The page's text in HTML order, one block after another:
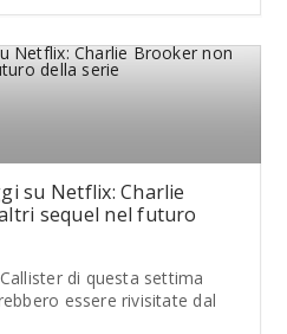
su Netflix: Charlie
sequel nel futuro
di questa settima
essere rivisitate dal